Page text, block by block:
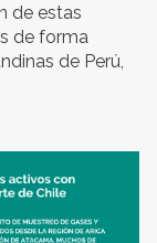
de estas
de forma
de Perú,